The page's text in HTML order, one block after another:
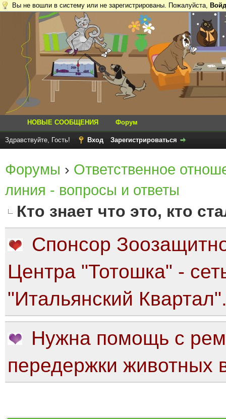
Вы не вошли в систему или не зарегистрированы. Пожалуйста,
НОВЫЕ СООБЩЕНИЯ Форум
Здравствуйте, Гость! Вход Зарегистрироваться
Форумы › Ответственное
линия - вопросы и ответы
Кто знает что это, кто
Спонсор
Центра "Тотошка" -
"Итальянский
Нужна помощь с
передержки животных